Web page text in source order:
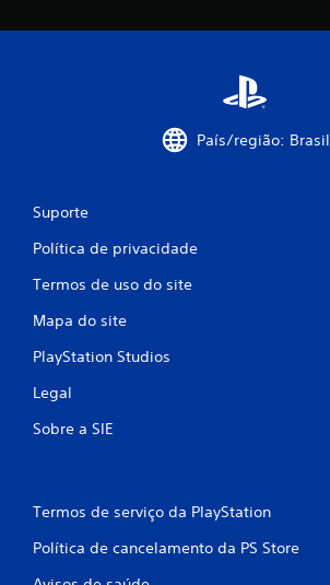
País/região: Brasil
Suporte
Política de privacidade
Termos de uso do site
Mapa do site
PlayStation Studios
Legal
Sobre a SIE
Termos de serviço da PlayStation
Política de cancelamento da PS Store